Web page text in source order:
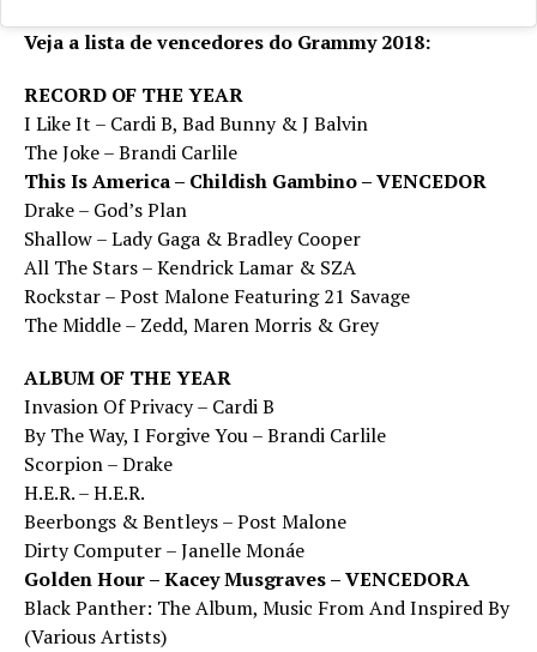
Veja a lista de vencedores do Grammy 2018:
RECORD OF THE YEAR
I Like It – Cardi B, Bad Bunny & J Balvin
The Joke – Brandi Carlile
This Is America – Childish Gambino – VENCEDOR
Drake – God’s Plan
Shallow – Lady Gaga & Bradley Cooper
All The Stars – Kendrick Lamar & SZA
Rockstar – Post Malone Featuring 21 Savage
The Middle – Zedd, Maren Morris & Grey
ALBUM OF THE YEAR
Invasion Of Privacy – Cardi B
By The Way, I Forgive You – Brandi Carlile
Scorpion – Drake
H.E.R. – H.E.R.
Beerbongs & Bentleys – Post Malone
Dirty Computer – Janelle Monáe
Golden Hour – Kacey Musgraves – VENCEDORA
Black Panther: The Album, Music From And Inspired By
(Various Artists)